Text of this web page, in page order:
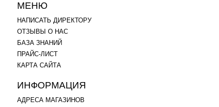
МЕНЮ
НАПИСАТЬ ДИРЕКТОРУ
ОТЗЫВЫ О НАС
БАЗА ЗНАНИЙ
ПРАЙС-ЛИСТ
КАРТА САЙТА
ИНФОРМАЦИЯ
АДРЕСА МАГАЗИНОВ